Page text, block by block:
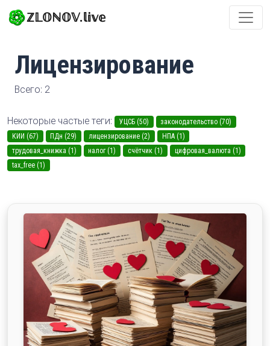
ℤ𝕃𝕆ℕ𝕆𝕍.𝕝𝕚𝕧𝕖
Лицензирование
Всего: 2
Некоторые частые теги: УЦСБ (50)
законодательство (70)
КИИ (67)
ПДн (29) лицензирование (2)
НПА (1)
трудовая_книжка (1)
налог (1) счётчик (1)
цифровая_валюта (1)
tax_free (1)